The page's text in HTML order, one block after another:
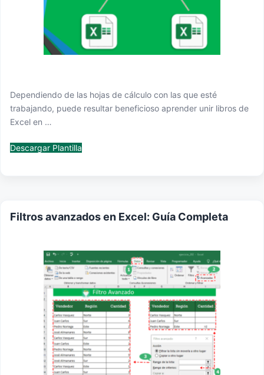
Dependiendo de las hojas de cálculo con las que esté
trabajando, puede resultar beneficioso aprender unir libros de
Excel en …
Descargar Plantilla
Filtros avanzados en Excel: Guía Completa